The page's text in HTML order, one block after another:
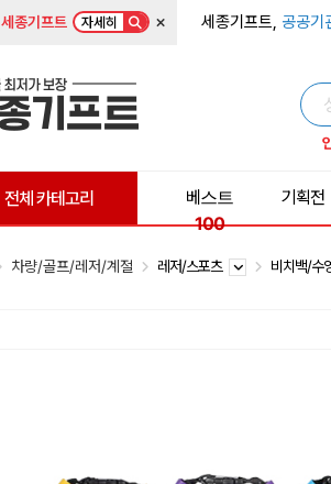
세종기프트 자세히 × 세종기프트, 공공기
전체 카테고리
베스트
100
기획전
차량/골프/레저/계절 레저/스포츠 비치백/수